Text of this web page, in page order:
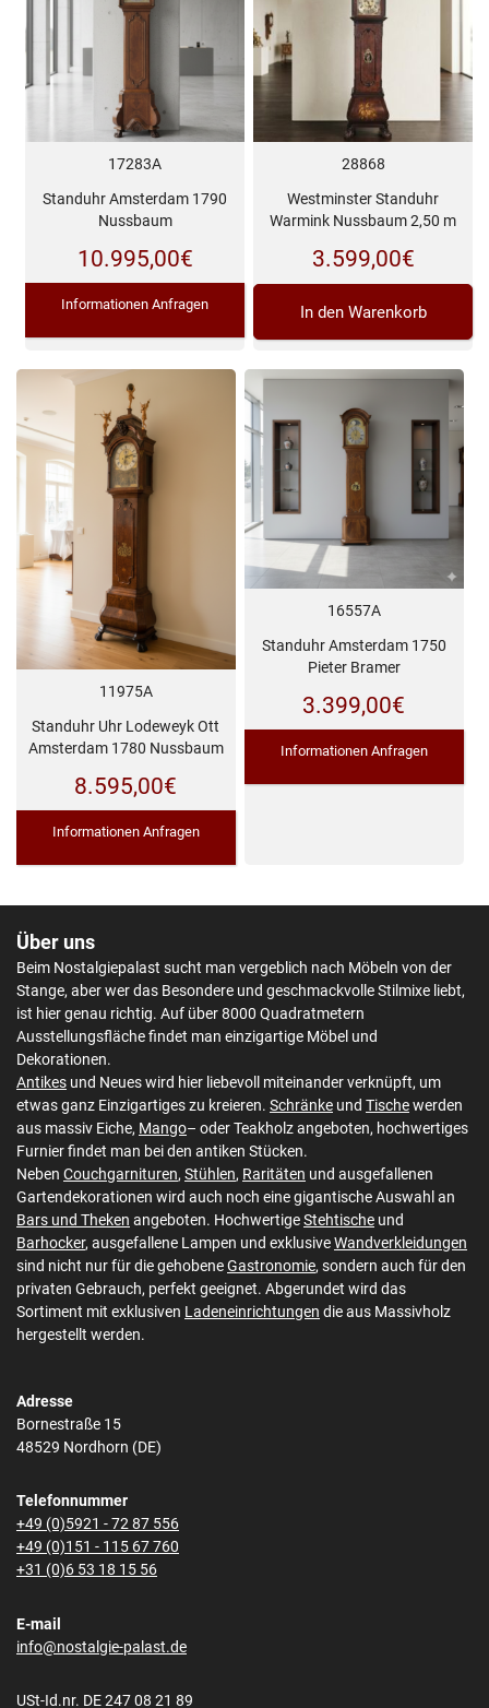
17283A
Standuhr Amsterdam 1790
Nussbaum
10.995,00€
Informationen Anfragen
28868
Westminster Standuhr
Warmink Nussbaum 2,50 m
3.599,00€
In den Warenkorb
11975A
Standuhr Uhr Lodeweyk Ott
Amsterdam 1780 Nussbaum
8.595,00€
Informationen Anfragen
16557A
Standuhr Amsterdam 1750
Pieter Bramer
3.399,00€
Informationen Anfragen
Über uns
Beim Nostalgiepalast sucht man vergeblich nach Möbeln von der
Stange, aber wer das Besondere und geschmackvolle Stilmixe liebt,
ist hier genau richtig. Auf über 8000 Quadratmetern
Ausstellungsfläche findet man einzigartige Möbel und
Dekorationen.
Antikes und Neues wird hier liebevoll miteinander verknüpft, um
etwas ganz Einzigartiges zu kreieren. Schränke und Tischewerden
aus massiv Eiche, Mango– oder Teakholz angeboten, hochwertiges
Furnier findet man bei den antiken Stücken.
Neben Couchgarnituren, Stühlen, Raritäten und ausgefallenen
Gartendekorationen wird auch noch eine gigantische Auswahl an
Bars und Theken angeboten. HochwertigeStehtische und
Barhocker, ausgefallene Lampen und exklusiveWandverkleidungen
sind nicht nur für die gehobeneGastronomie, sondern auch für den
privaten Gebrauch, perfekt geeignet. Abgerundet wird das
Sortiment mit exklusiven Ladeneinrichtungen die aus Massivholz
hergestellt werden.
Adresse
Bornestraße 15
48529 Nordhorn (DE)
Telefonnummer
+49 (0)5921 - 72 87 556
+49 (0)151 - 115 67 760
+31 (0)6 53 18 15 56
E-mail
info@nostalgie-palast.de
USt-Id.nr. DE 247 08 21 89